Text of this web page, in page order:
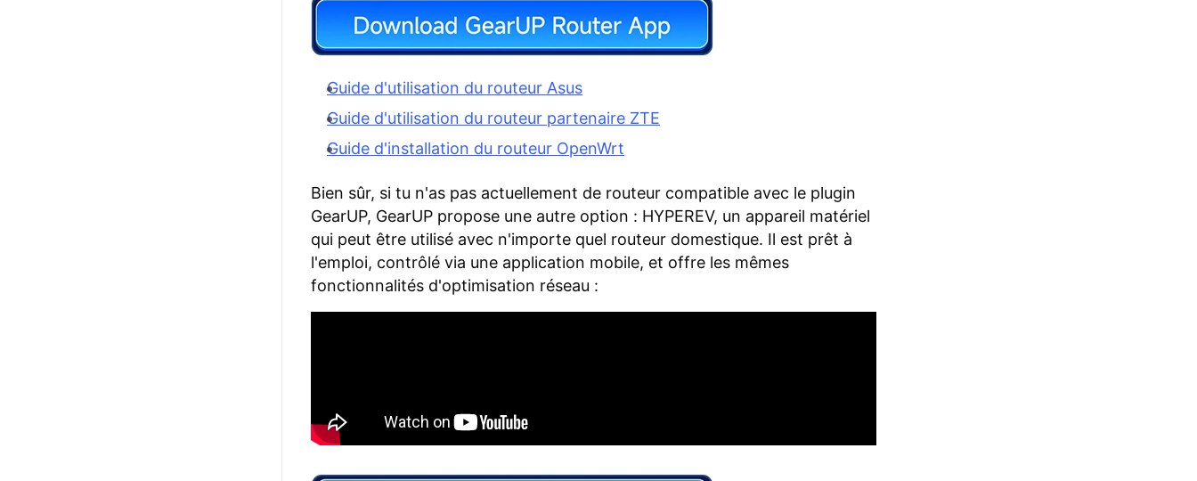
Guide d'utilisation du routeur Asus
Guide d'utilisation du routeur partenaire ZTE
Guide d'installation du routeur OpenWrt
Bien sûr, si tu n'as pas actuellement de routeur compatible avec le plugin
GearUP, GearUP propose une autre option : HYPEREV, un appareil matériel
qui peut être utilisé avec n'importe quel routeur domestique. Il est prêt à
l'emploi, contrôlé via une application mobile, et offre les mêmes
fonctionnalités d'optimisation réseau :